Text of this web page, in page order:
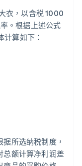
衣，以含税 1000
。根据上述公式
算如下：
所选纳税制度，
总额计算净利润差